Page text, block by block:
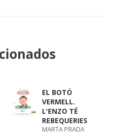
EL BOTÓ
VERMELL.
L'ENZO TÉ
REBEQUERIES
MARTA PRADA